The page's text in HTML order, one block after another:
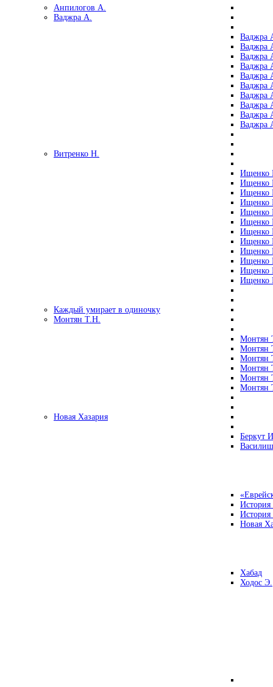
Анпилогов А.
Ваджра А.
Ваджра
Ваджра
Ваджра
Ваджра
Ваджра
Ваджра
Ваджра
Ваджра
Ваджра
Ваджра
Витренко Н.
Ищенко
Ищенко
Ищенко
Ищенко
Ищенко
Ищенко
Ищенко
Ищенко
Ищенко
Ищенко
Ищенко
Ищенко
Каждый умирает в одиночку
Монтян Т.Н.
Монтян
Монтян
Монтян
Монтян
Монтян
Монтян
Новая Хазария
Беркут
Новая
Хабад
Ходос Э.